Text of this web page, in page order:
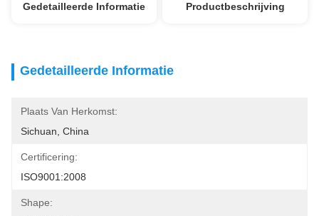
Gedetailleerde Informatie Productbeschrijving
Gedetailleerde Informatie
Plaats Van Herkomst:
Sichuan, China
Certificering:
ISO9001:2008
Shape: